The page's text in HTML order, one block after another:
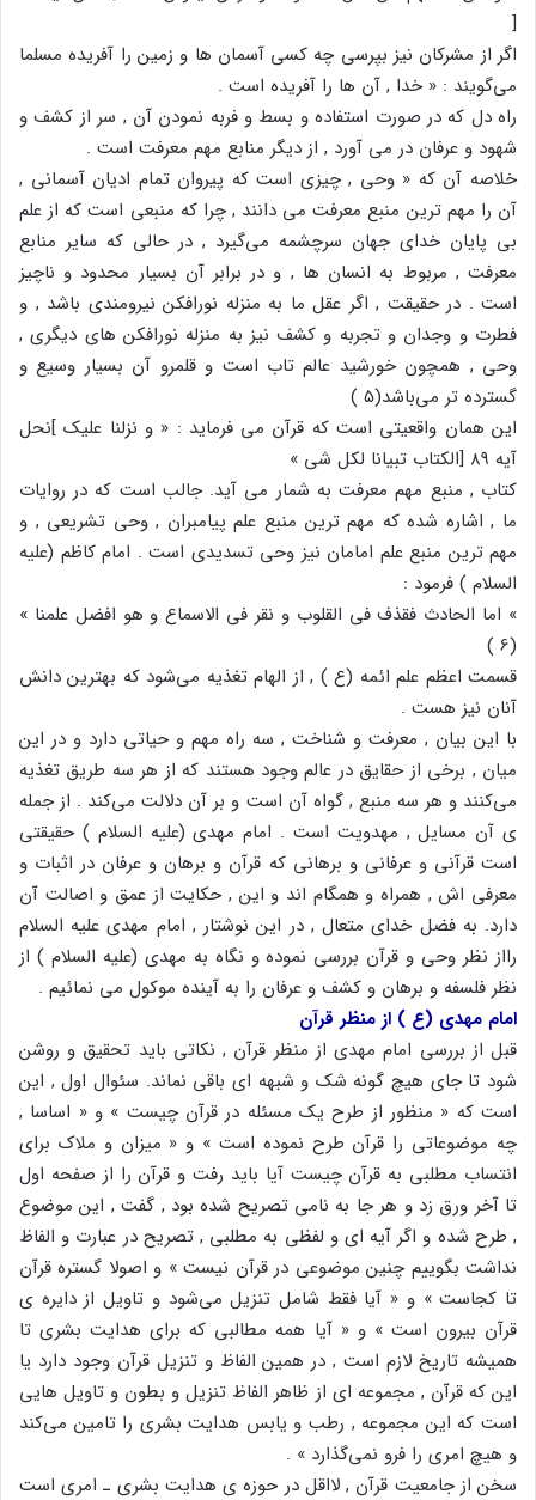
[
اگر از مشرکان نیز بپرسی چه کسی آسمان ها و زمین را آفریده مسلما
می‌گویند : « خدا , آن ها را آفریده است .
راه دل که در صورت استفاده و بسط و فربه نمودن آن , سر از کشف و
شهود و عرفان در می آورد , از دیگر منابع مهم معرفت است .
خلاصه آن که « وحی , چیزی است که پیروان تمام ادیان آسمانی ,
آن را مهم ترین منبع معرفت می دانند , چرا که منبعی است که از علم
بی پایان خدای جهان سرچشمه می‌گیرد , در حالی که سایر منابع
معرفت , مربوط به انسان ها , و در برابر آن بسیار محدود و ناچیز
است . در حقیقت , اگر عقل ما به منزله نورافکن نیرومندی باشد , و
فطرت و وجدان و تجربه و کشف نیز به منزله نورافکن های دیگری ,
وحی , همچون خورشید عالم تاب است و قلمرو آن بسیار وسیع و
گسترده تر می‌باشد(۵ )
این همان واقعیتی است که قرآن می فرماید : « و نزلنا علیک ]نحل
آیه ۸۹ [الکتاب تبیانا لکل شی »
کتاب , منبع مهم معرفت به شمار می آید. جالب است که در روایات
ما , اشاره شده که مهم ترین منبع علم پیامبران , وحی تشریعی , و
مهم ترین منبع علم امامان نیز وحی تسدیدی است . امام کاظم (علیه
السلام ) فرمود :
» اما الحادث فقذف فی القلوب و نقر فی الاسماع و هو افضل علمنا »
(6 )
قسمت اعظم علم ائمه (ع ) , از الهام تغذیه می‌شود که بهترین دانش
آنان نیز هست .
با این بیان , معرفت و شناخت , سه راه مهم و حیاتی دارد و در این
میان , برخی از حقایق در عالم وجود هستند که از هر سه طریق تغذیه
می‌کنند و هر سه منبع , گواه آن است و بر آن دلالت می‌کند . از جمله
ی آن مسایل , مهدویت است . امام مهدی (علیه السلام ) حقیقتی
است قرآنی و عرفانی و برهانی که قرآن و برهان و عرفان در اثبات و
معرفی اش , همراه و همگام اند و این , حکایت از عمق و اصالت آن
دارد. به فضل خدای متعال , در این نوشتار , امام مهدی علیه السلام
رااز نظر وحی و قرآن بررسی نموده و نگاه به مهدی (علیه السلام ) از
نظر فلسفه و برهان و کشف و عرفان را به آینده موکول می نمائیم .
امام مهدی (ع ) از منظر قرآن
قبل از بررسی امام مهدی از منظر قرآن , نکاتی باید تحقیق و روشن
شود تا جای هیچ گونه شک و شبهه ای باقی نماند. سئوال اول , این
است که « منظور از طرح یک مسئله در قرآن چیست » و « اساسا ,
چه موضوعاتی را قرآن طرح نموده است » و « میزان و ملاک برای
انتساب مطلبی به قرآن چیست آیا باید رفت و قرآن را از صفحه اول
تا آخر ورق زد و هر جا به نامی تصریح شده بود , گفت , این موضوع
, طرح شده و اگر آیه ای و لفظی به مطلبی , تصریح در عبارت و الفاظ
نداشت بگوییم چنین موضوعی در قرآن نیست » و اصولا گستره قرآن
تا کجاست » و « آیا فقط شامل تنزیل می‌شود و تاویل از دایره ی
قرآن بیرون است » و « آیا همه مطالبی که برای هدایت بشری تا
همیشه تاریخ لازم است , در همین الفاظ و تنزیل قرآن وجود دارد یا
این که قرآن , مجموعه ای از ظاهر الفاظ تنزیل و بطون و تاویل هایی
است که این مجموعه , رطب و یابس هدایت بشری را تامین می‌کند
و هیچ امری را فرو نمی‌گذارد » .
سخن از جامعیت قرآن , لااقل در حوزه ی هدایت بشری ـ امری است